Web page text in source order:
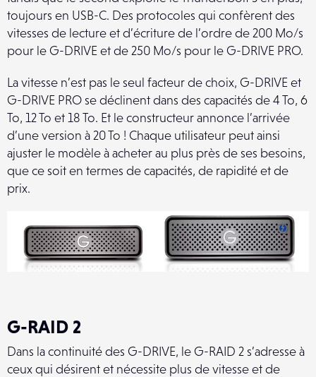
toujours en USB-C. Des protocoles qui confèrent des
vitesses de lecture et d’écriture de l’ordre de 200 Mo/s
pour le G-DRIVE et de 250 Mo/s pour le G-DRIVE PRO.
La vitesse n’est pas le seul facteur de choix, G-DRIVE et
G-DRIVE PRO se déclinent dans des capacités de 4 To, 6
To, 12 To et 18 To. Et le constructeur annonce l’arrivée
d’une version à 20 To ! Chaque utilisateur peut ainsi
ajuster le modèle à acheter au plus près de ses besoins,
que ce soit en termes de capacités, de rapidité et de
prix.
G-RAID 2
Dans la continuité des G-DRIVE, le G-RAID 2 s’adresse à
ceux qui désirent et nécessite plus de vitesse et de